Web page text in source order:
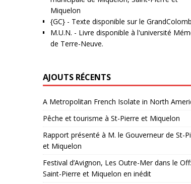
Miquelon
{GC}- Texte disponible sur le
M.U.N. - Livre disponible à l'université
de Terre-Neuve.
AJOUTS RÉCENTS
A Metropolitan French Isolate in North
Pêche et tourisme à St-Pierre et Miquelon
Rapport présenté à M. le Gouverneur de St-
et Miquelon
Festival d’Avignon, Les Outre-Mer dans le Off:
Saint-Pierre et Miquelon en inédit